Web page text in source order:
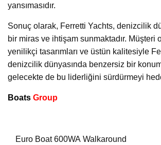
yansımasıdır.
Sonuç olarak, Ferretti Yachts, denizcilik
bir miras ve ihtişam sunmaktadır. Müşteri
yenilikçi tasarımları ve üstün kalitesiyle
denizcilik dünyasında benzersiz bir
gelecekte de bu liderliğini sürdürmeyi
Boats Group
Euro Boat 600WA Walkaround